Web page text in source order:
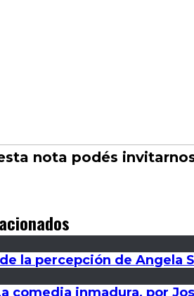
nota podés
la percepción de Angela
comedia inmadura, por